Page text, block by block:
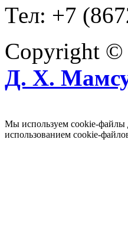
Тел: +7
Copyright ©
Д. Х.
Мы используем cookie-файлы
использованием cookie-